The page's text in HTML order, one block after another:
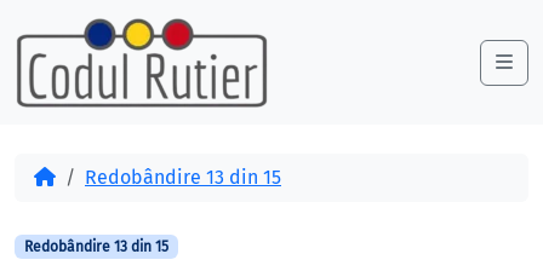
Skip to content
Skip to footer
AcasăRedobândire 13 din 15
Redobândire 13 din 15